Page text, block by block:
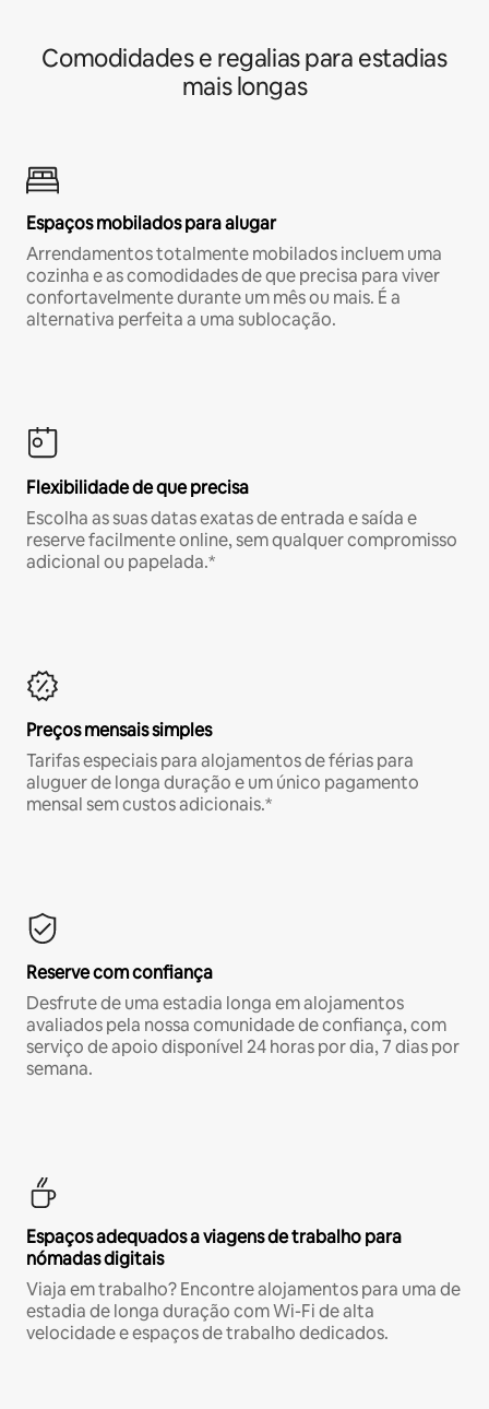
Comodidades e regalias para estadias
mais longas
Espaços mobilados para alugar
Arrendamentos totalmente mobilados incluem uma
cozinha e as comodidades de que precisa para viver
confortavelmente durante um mês ou mais. É a
alternativa perfeita a uma sublocação.
Flexibilidade de que precisa
Escolha as suas datas exatas de entrada e saída e
reserve facilmente online, sem qualquer compromisso
adicional ou papelada.*
Preços mensais simples
Tarifas especiais para alojamentos de férias para
aluguer de longa duração e um único pagamento
mensal sem custos adicionais.*
Reserve com confiança
Desfrute de uma estadia longa em alojamentos
avaliados pela nossa comunidade de confiança, com
serviço de apoio disponível 24 horas por dia, 7 dias por
semana.
Espaços adequados a viagens de trabalho para
nómadas digitais
Viaja em trabalho? Encontre alojamentos para uma de
estadia de longa duração com Wi-Fi de alta
velocidade e espaços de trabalho dedicados.